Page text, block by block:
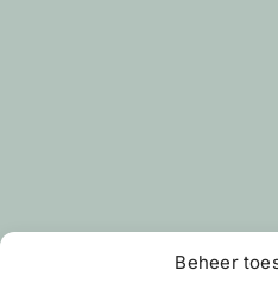
Beheer